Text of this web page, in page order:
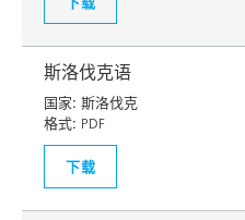
斯洛伐克语
国家: 斯洛伐克
格式: PDF
下载